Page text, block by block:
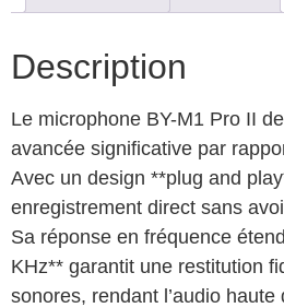
Description
Le microphone BY-M1 Pro II
avancée significative par
Avec un design **plug and
enregistrement direct sans
Sa réponse en fréquence
KHz** garantit une restitution
sonores, rendant l’audio